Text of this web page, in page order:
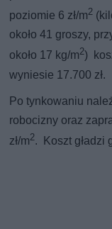
poziomie 6 zł/m2
około 41 groszy,
około 17 kg/m2)
wyniesie 17.700 zł.
Po tynkowaniu
robocizny oraz
zł/m2. Koszt gładzi